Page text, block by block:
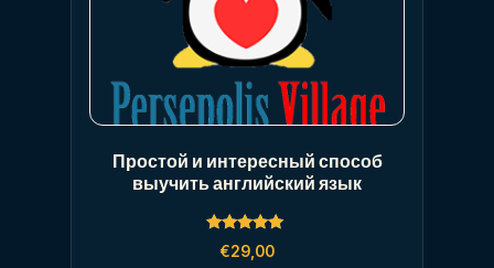
Простой и интересный способ
выучить английский язык
Rated
5.00
€29,00